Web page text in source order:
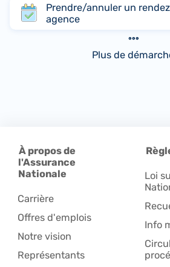
Prendre/annuler un
agence
Plus de
À propos de
l'Assurance
Nationale
Carrière
Offres d'emplois
Notre vision
Représentants
Loi
Info